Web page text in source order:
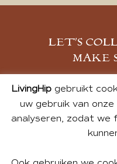
LET’S
MAKE
LivingHipgebruikt
uw gebruik van
analyseren, zodat